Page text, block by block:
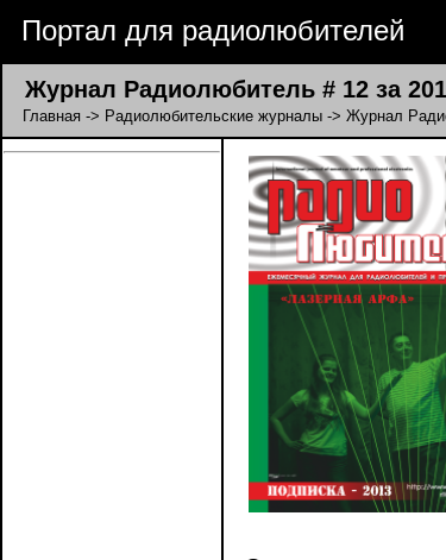
Портал для радиолюбителей
Журнал Радиолюбитель # 12 за
Главная -> Радиолюбительские журналы -> Журнал